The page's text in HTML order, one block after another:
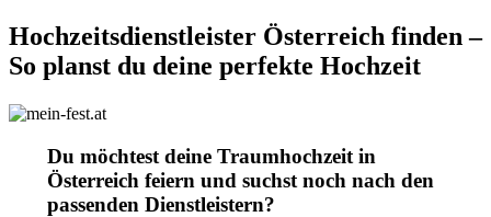
Hochzeitsdienstleister Österreich finden –
So planst du deine perfekte Hochzeit
Du möchtest deine Traumhochzeit in
Österreich feiern und suchst noch nach den
passenden Dienstleistern?